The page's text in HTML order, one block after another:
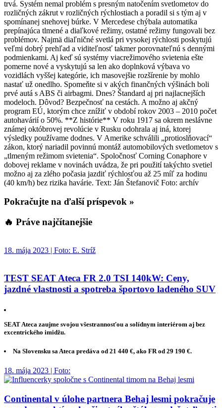
trvá. Systém nemal problém s presným natočením svetlometov do
rozličných zákrut v rozličných rýchlostiach a poradil si s tým aj v
spomínanej snehovej búrke. V Mercedese chýbala automatika
prepínajúca tlmené a diaľkové režimy, ostatné režimy fungovali bez
problémov. Najmä diaľničné svetlá pri vysokej rýchlosti poskytujú
veľmi dobrý prehľad a viditeľnosť takmer porovnateľnú s dennými
podmienkami. Aj keď sú systémy viacrežimového svietenia ešte
pomerne nové a vyskytujú sa len ako doplnková výbava vo
vozidlách vyššej kategórie, ich masovejšie rozšírenie by mohlo
nastať už onedlho. Spomeňte si v akých finančných výšinách boli
prvé autá s ABS či airbagmi. Dnes? Štandard aj pri najlacnejších
modeloch. Dôvod? Bezpečnosť na cestách. A možno aj akčný
program EÚ, ktorým chce znížiť v období rokov 2003 – 2010 počet
autohavárií o 50%. **Z histórie** V roku 1917 sa okrem neslávne
známej októbrovej revolúcie v Rusku odohrala aj iná, ktorej
výsledky používame dodnes. V Amerike schválili „protioslňovací“
zákon, ktorý nariadil povinnú montáž automobilových svetlometov s
„tlmeným režimom svietenia“. Spoločnosť Corning Conaphore v
dobovej reklame v novinách uvádza, že pri použití takýchto svetiel
možno aj za zlého počasia jazdiť rýchlosťou až 25 míľ za hodinu
(40 km/h) bez rizika havárie. Text: Ján Štefanovič Foto: archív
Pokračujte na ďalší príspevok »
🔥 Práve najčítanejšie
18. mája 2023 | Foto: E. Stríž
TEST SEAT Ateca FR 2.0 TSI 140kW: Ceny,
jazdné vlastnosti a spotreba športovo ladeného SUV
SEAT Ateca zaujme svojou všestrannosťou a solídnym interiérom aj bez
excentrického imidžu.
Na Slovensku sa Ateca predáva od 21 440 €, ako FR od 29 190 €.
18. mája 2023 | Foto:
Continental v úlohe partnera Behaj lesmi pokračuje